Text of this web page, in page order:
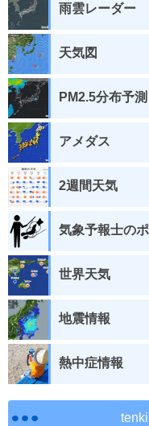
雨雲レーダー
天気図
PM2.5分布予測
アメダス
2週間天気
気象予報士の
世界天気
地震情報
熱中症情報